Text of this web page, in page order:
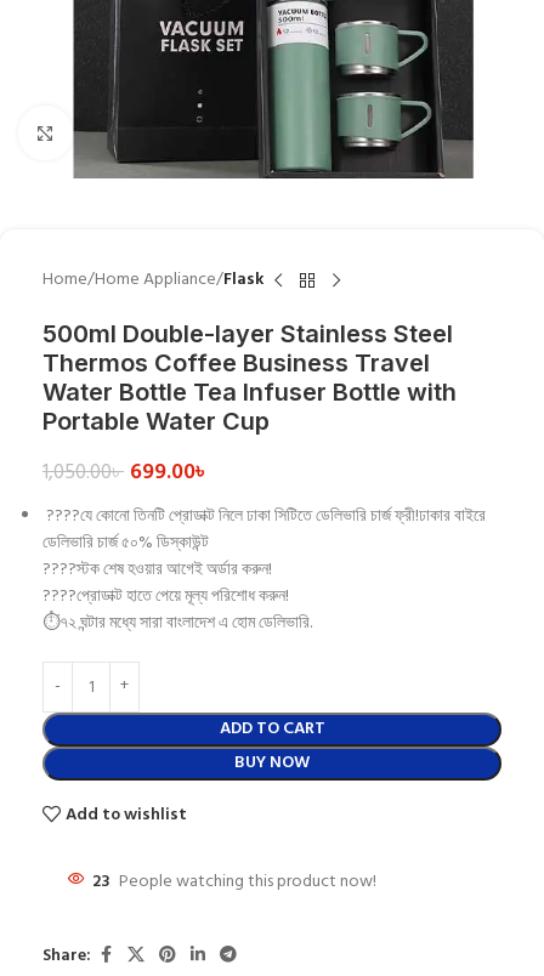
Click to enlarge
Home Home Appliance Flask
500ml Double-layer Stainless Steel
Thermos Coffee Business Travel
Water Bottle Tea Infuser Bottle with
Portable Water Cup
1,050.00৳ 699.00৳
????যে কোনো তিনটি প্রোডাক্ট নিলে ঢাকা সিটিতে ডেলিভারি চার্জ ফ্রী!ঢাকার বাইরে
ডেলিভারি চার্জ ৫০% ডিস্কাউন্ট
????স্টক শেষ হওয়ার আগেই অর্ডার করুন!
????প্রোডাক্ট হাতে পেয়ে মূল্য পরিশোধ করুন!
⏱️৭২ ঘন্টার মধ্যে সারা বাংলাদেশ এ হোম ডেলিভারি.
ADD TO CART
BUY NOW
Add to wishlist
23 People watching this product now!
Share: